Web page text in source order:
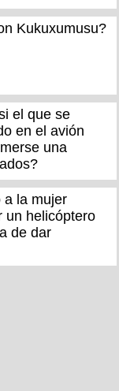
Kukuxumusu?
el que se
en el avión
una
a la mujer
un helicóptero
de dar